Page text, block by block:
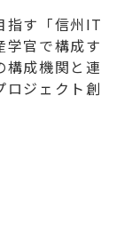
指す「信州IT
学官で構成す
構成機関と連
ロジェクト創